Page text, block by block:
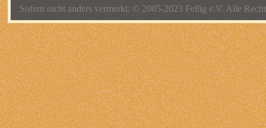
Sofern nicht anders vermerkt: © 2005-2023 Fellig e.V. Alle